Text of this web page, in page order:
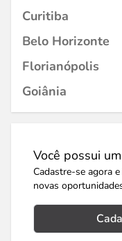
Curitiba
Belo Horizonte
Florianópolis
Goiânia
Você possui
Cadastre-se agora
novas